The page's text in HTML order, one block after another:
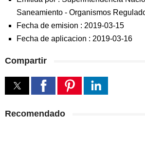
Saneamiento - Organismos
Fecha de emision : 2019-03-15
Fecha de aplicacion : 2019-03-16
Compartir
Recomendado